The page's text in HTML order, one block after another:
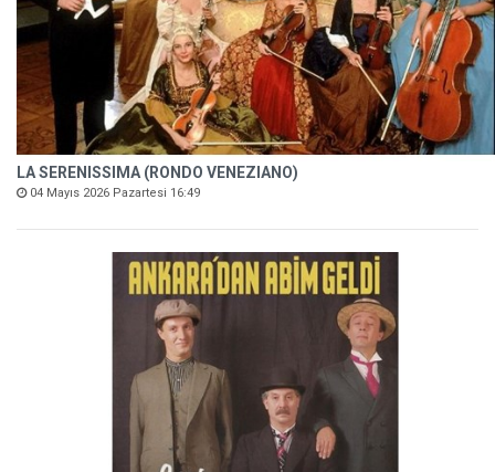
LA SERENISSIMA (RONDO VENEZIANO)
04 Mayıs 2026 Pazartesi 16:49